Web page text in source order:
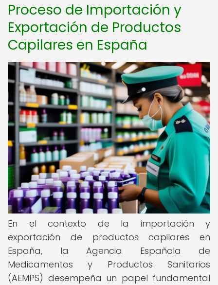
Proceso de Importación y
Exportación de Productos
Capilares en España
En el contexto de la importación y
exportación de productos capilares en
España, la Agencia Española de
Medicamentos y Productos Sanitarios
(AEMPS) desempeña un papel fundamental